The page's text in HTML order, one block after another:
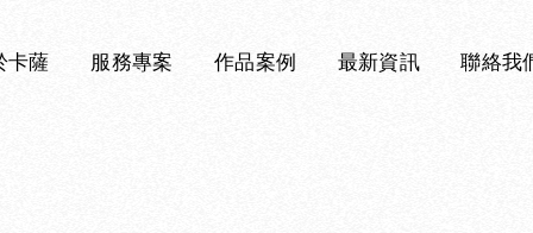
卡薩 服務專案 作品案例 最新資訊 聯絡我